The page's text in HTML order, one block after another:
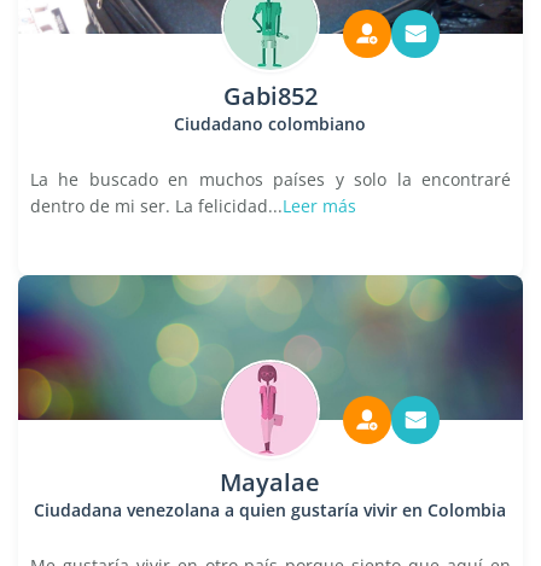
Gabi852
Ciudadano colombiano
La he buscado en muchos países y solo la encontraré
dentro de mi ser. La felicidad...Leer más
Mayalae
Ciudadana venezolana a quien gustaría vivir en Colombia